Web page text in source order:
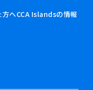
へCCA Islandsの情報